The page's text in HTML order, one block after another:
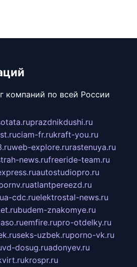
компаний по всей России
prazdnikdushi.ru
ciam-fr.rukraft-you.ru
web-explore.rurastenuya.ru
news.rufreeride-team.ru
autostudiopro.ru
atlantpereezd.ru
a-cdc.ruelektrostal-news.ru
budem-znakomye.ru
emfire.rupro-otdelky.ru
seks-uzbek.ruporno-vk.ru
vd-dosug.ruadonyev.ru
krospr.ru